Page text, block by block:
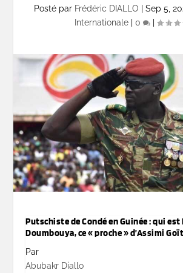
Posté par Frédéric DIALLO Sep 5,
Internationale
0
Putschiste de Condé en Guinée : qui est
Doumbouya, ce « proche » d’Assimi
Par
Abubakr Diallo